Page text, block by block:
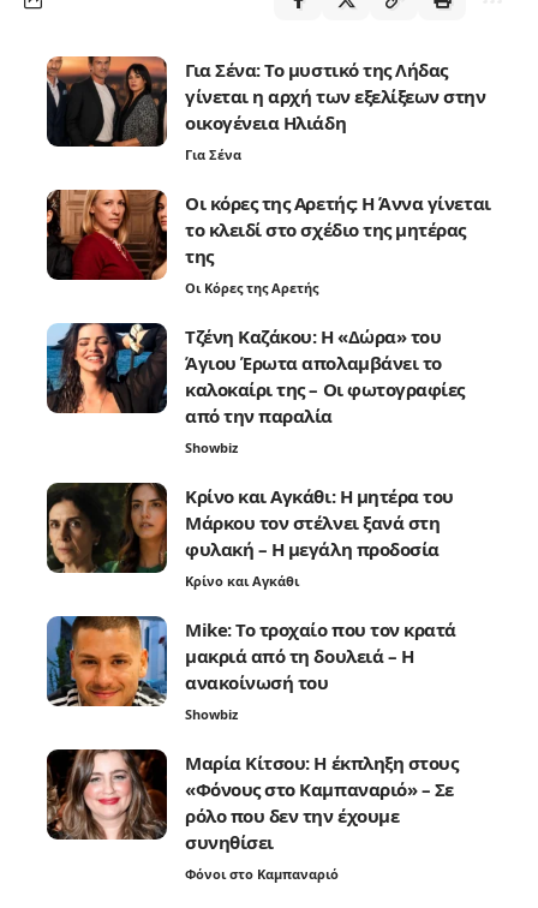
Για Σένα: Το μυστικό της Λήδας
γίνεται η αρχή των εξελίξεων στην
οικογένεια Ηλιάδη
Για Σένα
Οι κόρες της Αρετής: Η Άννα γίνεται
το κλειδί στο σχέδιο της μητέρας
της
Οι Κόρες της Αρετής
Τζένη Καζάκου: Η «Δώρα» του
Άγιου Έρωτα απολαμβάνει το
καλοκαίρι της – Οι φωτογραφίες
από την παραλία
Showbiz
Κρίνο και Αγκάθι: Η μητέρα του
Μάρκου τον στέλνει ξανά στη
φυλακή – Η μεγάλη προδοσία
Κρίνο και Αγκάθι
Mike: Το τροχαίο που τον κρατά
μακριά από τη δουλειά – Η
ανακοίνωσή του
Showbiz
Μαρία Κίτσου: Η έκπληξη στους
«Φόνους στο Καμπαναριό» – Σε
ρόλο που δεν την έχουμε
συνηθίσει
Φόνοι στο Καμπαναριό